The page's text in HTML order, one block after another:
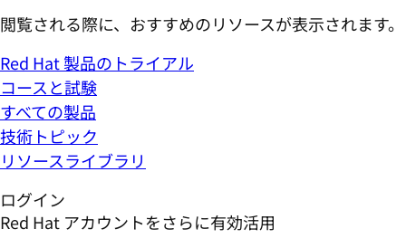
閲覧される際に、おすすめのリソースが表示されます。
Red Hat 製品のトライアル
コースと試験
すべての製品
技術トピック
リソースライブラリ
ログイン
Red Hat アカウントをさらに有効活用